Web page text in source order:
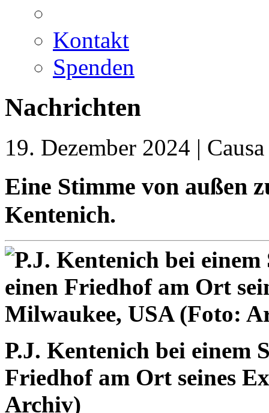
Kontakt
Spenden
Nachrichten
19. Dezember 2024 |
Eine Stimme von außen
Kentenich.
P.J. Kentenich bei einem
Friedhof am Ort seines
Archiv)